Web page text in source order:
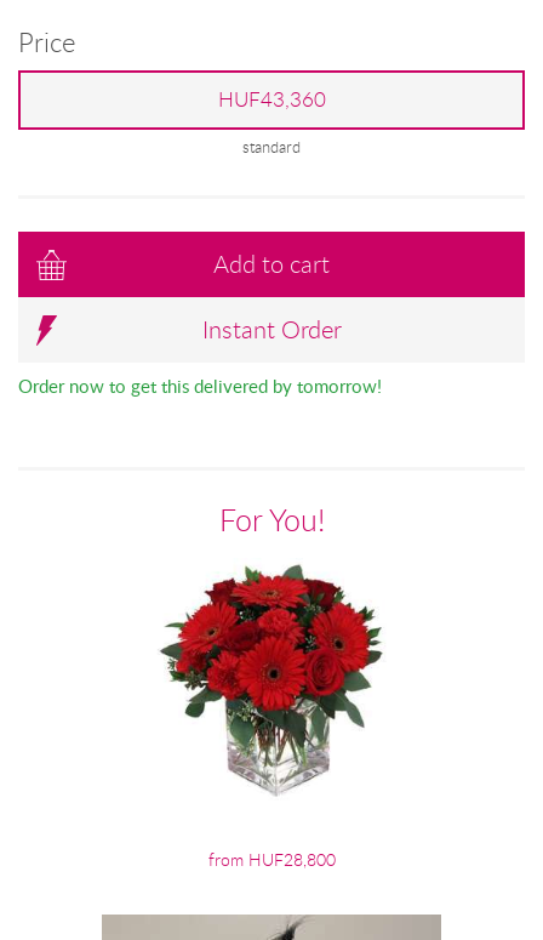
Price
HUF43,360
standard
Add to cart
Instant Order
Order now to get this delivered by tomorrow!
For You!
from HUF28,800